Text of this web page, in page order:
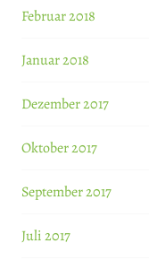
Februar 2018
Januar 2018
Dezember 2017
Oktober 2017
September 2017
Juli 2017